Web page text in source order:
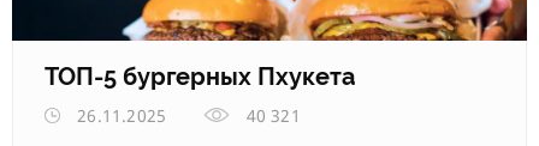
ТОП-5 бургерных Пхукета
26.11.2025
40 321